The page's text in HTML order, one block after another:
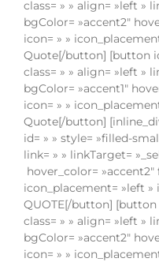
class= » » align= »left »
bgColor= »accent2″
icon= » »
Quote[/button] [button
class= » » align= »left »
bgColor= »accent1″
icon= » »
Quote[/button]
id= » » style= »filled-
link= » » linkTarget=
hover_color= »accent2″
icon_placement= »left »
QUOTE[/button] [button
class= » » align= »left »
bgColor= »accent2″
icon= » »